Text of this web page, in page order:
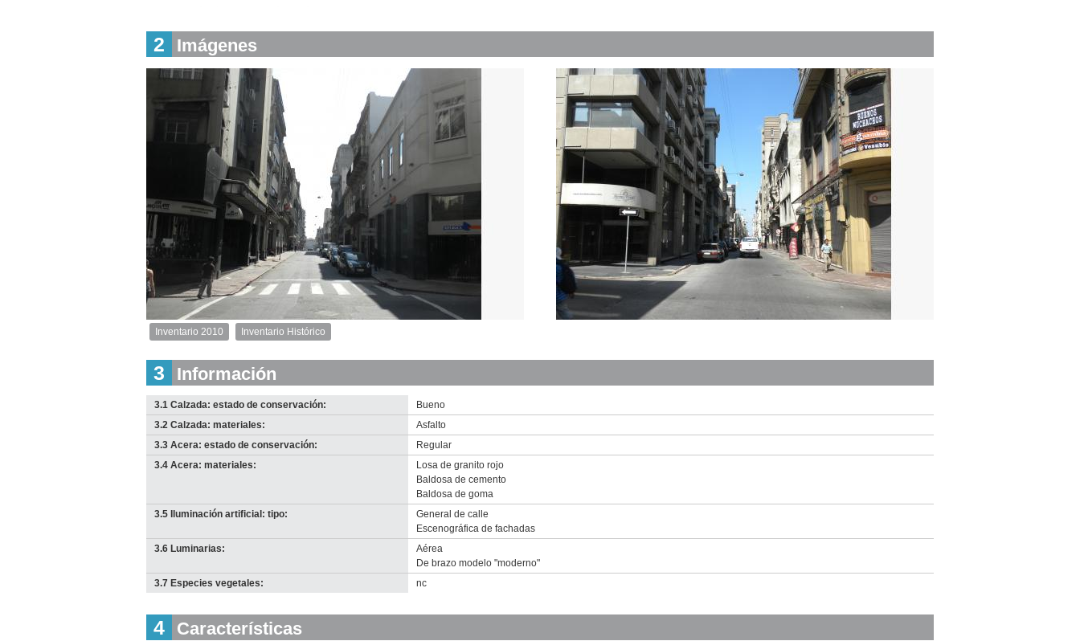
Descargar
imagen
2 Imágenes
Inventario
Descargar
imagen
original
Inventario 2010
Inventario 2010
Inventario 2010
Anterior Pausa Siguiente
Inventario Histórico
2010
imagen
3 Información
3.1 Calzada: estado de conservación:
Bueno
3.2 Calzada: materiales:
Asfalto
3.3 Acera: estado de conservación:
Regular
3.4 Acera: materiales:
Losa de granito rojo
Baldosa de cemento
Baldosa de goma
3.5 Iluminación artificial: tipo:
General de calle
Escenográfica de fachadas
3.6 Luminarias:
Aérea
De brazo modelo "moderno"
3.7 Especies vegetales:
nc
4 Características